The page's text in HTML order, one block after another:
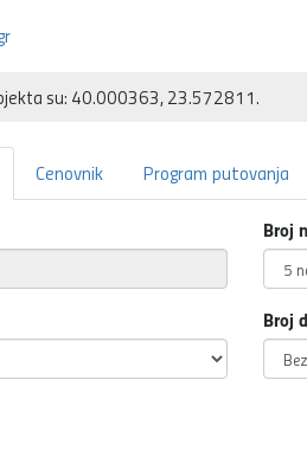
su: 40.000363, 23.572811.
Cenovnik Program putovanja
Broj
Broj